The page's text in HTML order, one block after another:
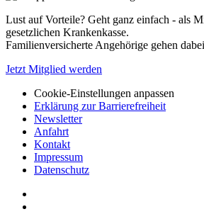
Lust auf Vorteile? Geht ganz einfach - als
gesetzlichen Krankenkasse.
Familienversicherte Angehörige gehen
Jetzt Mitglied werden
Cookie-Einstellungen anpassen
Erklärung zur Barrierefreiheit
Newsletter
Anfahrt
Kontakt
Impressum
Datenschutz